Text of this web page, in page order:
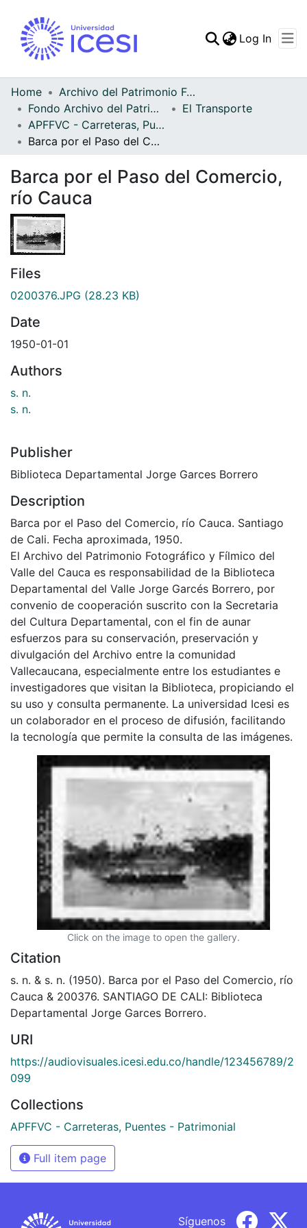
Statistics
Log In
Home
Archivo del Patrimonio Fotográfico y Fílmico del Valle del Cauca
Fondo Archivo del Patrimonio Fotográfico y Fílmico del Valle del Cauca
El Transporte
APFFVC - Carreteras, Puentes - Patrimonial
Barca por el Paso del Comercio, río Cauca
Barca por el Paso del Comercio,
río Cauca
Files
0200376.JPG (28.23 KB)
Date
1950-01-01
Authors
s. n.
s. n.
Publisher
Biblioteca Departamental Jorge Garces Borrero
Description
Barca por el Paso del Comercio, río Cauca. Santiago
de Cali. Fecha aproximada, 1950.
El Archivo del Patrimonio Fotográfico y Fílmico del
Valle del Cauca es responsabilidad de la Biblioteca
Departamental del Valle Jorge Garcés Borrero, por
convenio de cooperación suscrito con la Secretaria
del Cultura Departamental, con el fin de aunar
esfuerzos para su conservación, preservación y
divulgación del Archivo entre la comunidad
Vallecaucana, especialmente entre los estudiantes e
investigadores que visitan la Biblioteca, propiciando el
su uso y consulta permanente. La universidad Icesi es
un colaborador en el proceso de difusión, facilitando
la tecnología que permite la consulta de las imágenes.
Click on the image to open the gallery.
Citation
s. n. & s. n. (1950). Barca por el Paso del Comercio, río
Cauca & 200376. SANTIAGO DE CALI: Biblioteca
Departamental Jorge Garces Borrero.
URI
https://audiovisuales.icesi.edu.co/handle/123456789/2
099
Collections
APFFVC - Carreteras, Puentes - Patrimonial
Full item page
Síguenos